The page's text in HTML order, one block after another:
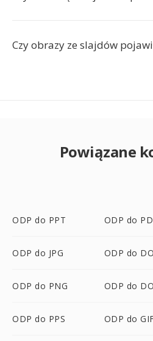
Czy obrazy ze slajdów
Powiązane
ODP do PPT ODP do
ODP do JPG ODP do
ODP do PNG ODP do
ODP do PPS ODP do